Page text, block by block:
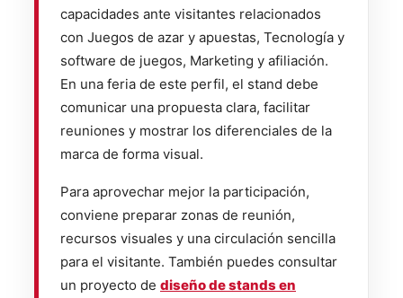
capacidades ante visitantes relacionados
con Juegos de azar y apuestas, Tecnología y
software de juegos, Marketing y afiliación.
En una feria de este perfil, el stand debe
comunicar una propuesta clara, facilitar
reuniones y mostrar los diferenciales de la
marca de forma visual.
Para aprovechar mejor la participación,
conviene preparar zonas de reunión,
recursos visuales y una circulación sencilla
para el visitante. También puedes consultar
un proyecto de diseño de stands en